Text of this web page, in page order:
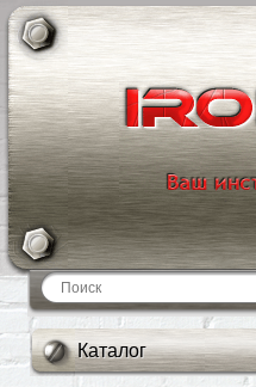
Каталог
Каталог